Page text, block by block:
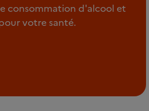
consommation d'alcool et
votre santé.